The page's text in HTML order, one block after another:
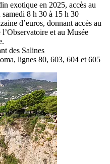
exotique en 2025, accès au
8 h 30 à 15 h 30
d’euros, donnant accès au
et au Musée
des Salines
lignes 80, 603, 604 et 605